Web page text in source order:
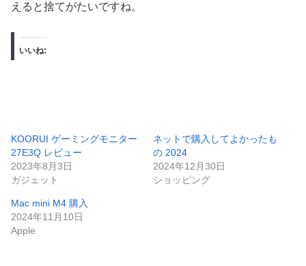
えると捨てがたいですね。
いいね:
KOORUI ゲーミングモニター
27E3Q レビュー
2023年8月3日
ガジェット
ネットで購入してよかったも
の 2024
2024年12月30日
ショッピング
Mac mini M4 購入
2024年11月10日
Apple